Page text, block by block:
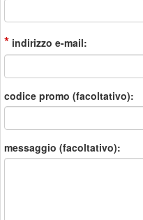
* indirizzo e-mail:
codice promo (facoltativo):
messaggio (facoltativo):